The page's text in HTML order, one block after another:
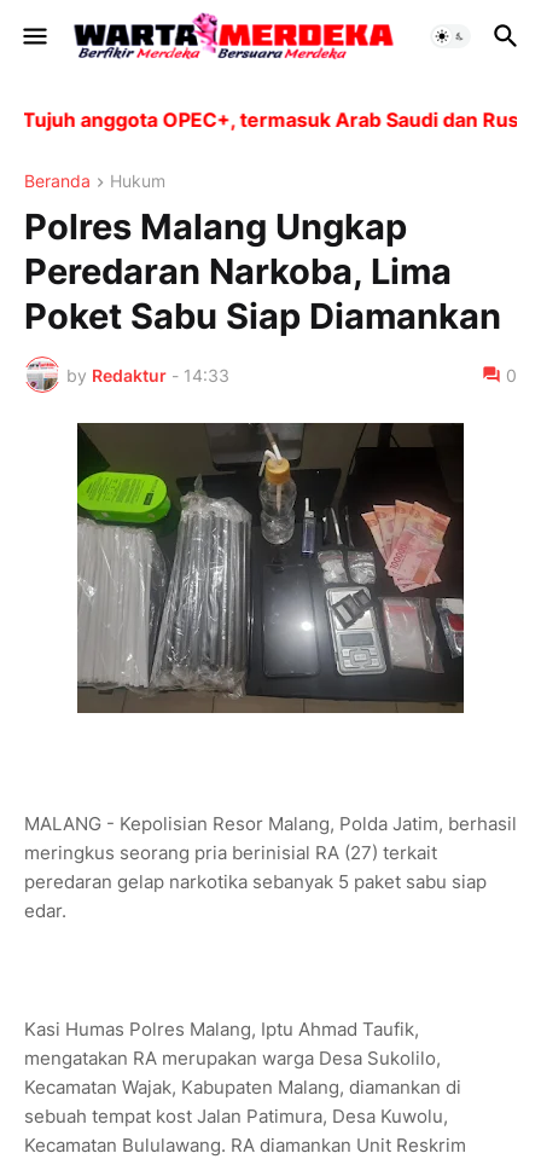
anggota OPEC+, termasuk Arab Saudi dan Rusia,
Beranda Hukum
Polres Malang Ungkap
Peredaran Narkoba, Lima
Poket Sabu Siap Diamankan
by Redaktur - 14:33 0
MALANG - Kepolisian Resor Malang, Polda Jatim, berhasil
meringkus seorang pria berinisial RA (27) terkait
peredaran gelap narkotika sebanyak 5 paket sabu siap
edar.
Kasi Humas Polres Malang, Iptu Ahmad Taufik,
mengatakan RA merupakan warga Desa Sukolilo,
Kecamatan Wajak, Kabupaten Malang, diamankan di
sebuah tempat kost Jalan Patimura, Desa Kuwolu,
Kecamatan Bululawang. RA diamankan Unit Reskrim